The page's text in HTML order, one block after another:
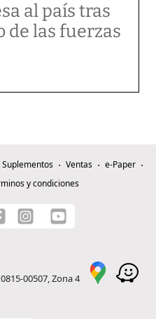
al país tras
de las fuerzas
Suplementos Ventas
e-Paper
y condiciones
00507, Zona 4